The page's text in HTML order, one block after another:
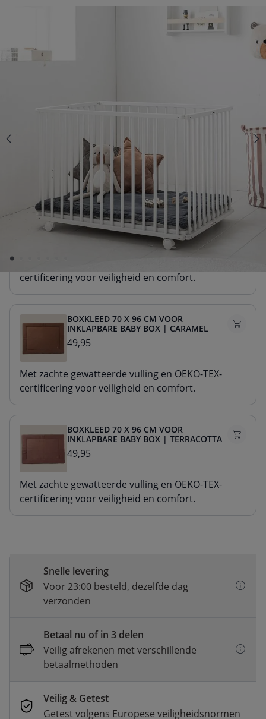
INKLAPBARE BABY BOX "ZÈBRE" 100X75 |
149, 95
KLIK EN BESTEL
Kies een boxkleed
BOXKLEED 70 X 96 CM VOOR
INKLAPBARE BABY BOX | BEIGE
49,95
certificering voor veiligheid en comfort.
BOXKLEED 70 X 96 CM VOOR
INKLAPBARE BABY BOX | CARAMEL
49,95
Met zachte gewatteerde vulling en OEKO-TEX-
certificering voor veiligheid en comfort.
BOXKLEED 70 X 96 CM VOOR
INKLAPBARE BABY BOX | TERRACOTTA
49,95
Met zachte gewatteerde vulling en OEKO-TEX-
certificering voor veiligheid en comfort.
Snelle levering
Voor 23:00 besteld, dezelfde dag
verzonden
Betaal nu of in 3 delen
Veilig afrekenen met verschillende
betaalmethoden
Veilig & Getest
Getest volgens Europese veiligheidsnormen